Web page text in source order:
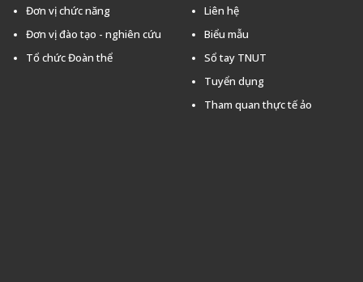
Đơn vị chức năng
Đơn vị đào tạo - nghiên cứu
Tổ chức Đoàn thể
Liên hệ
Biểu mẫu
Sổ tay TNUT
Tuyển dụng
Tham quan thực tế ảo